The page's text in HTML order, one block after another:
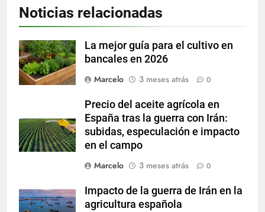
Noticias relacionadas
La mejor guía para el cultivo en
bancales en 2026
Marcelo
3 meses atrás 0
Precio del aceite agrícola en
España tras la guerra con Irán:
subidas, especulación e impacto
en el campo
Marcelo
3 meses atrás 0
Impacto de la guerra de Irán en la
agricultura española